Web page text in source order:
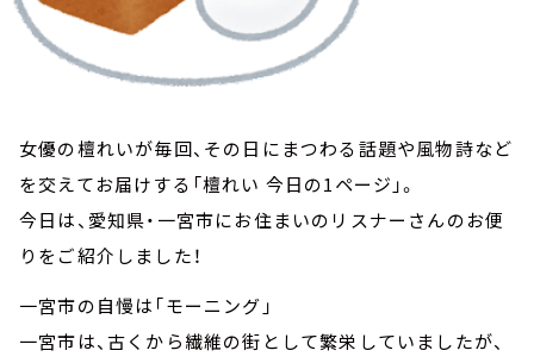
女優の檀れいが毎回、その日にまつわる話題や風物詩など
を交えてお届けする「檀れい 今日の1ページ」。
今日は、愛知県・一宮市にお住まいのリスナーさんのお便
りをご紹介しました！
一宮市の自慢は「モーニング」
一宮市は、古くから繊維の街として繁栄していましたが、